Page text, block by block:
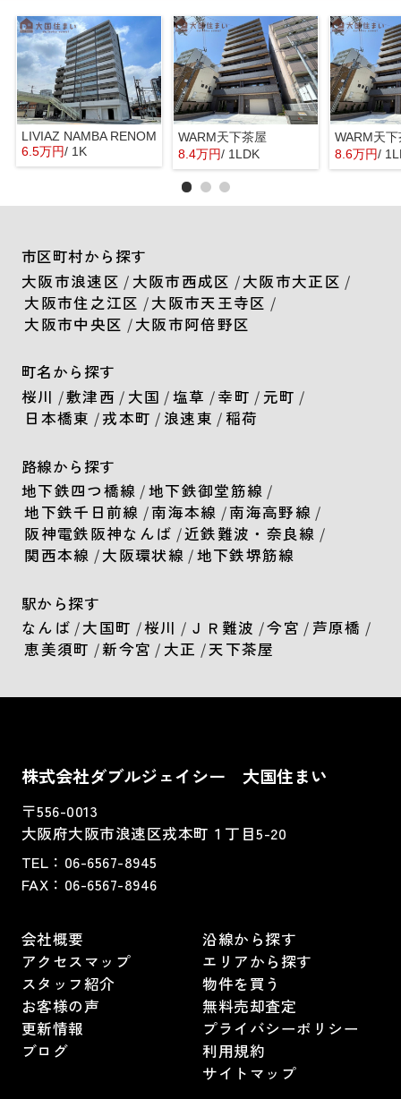
LIVIAZ NAMBA RENOM
6.5万円/ 1K
WARM天下茶屋
8.4万円/ 1LDK
WARM天
8.6万円/
市区町村から探す
大阪市浪速区 / 大阪市西成区 /大阪市大正区 /
大阪市住之江区 /大阪市天王寺区 /
大阪市中央区 /大阪市阿倍野区
町名から探す
桜川 /敷津西 / 大国 /塩草 /幸町 / 元町 /
日本橋東 /戎本町 / 浪速東 /稲荷
路線から探す
地下鉄四つ橋線 /地下鉄御堂筋線 /
地下鉄千日前線 /南海本線 /南海高野線 /
阪神電鉄阪神なんば /近鉄難波・奈良線 /
関西本線 /大阪環状線 /地下鉄堺筋線
駅から探す
なんば /大国町 /桜川 / ＪＲ難波 /今宮 / 芦原橋 /
恵美須町 /新今宮 / 大正 /天下茶屋
株式会社ダブルジェイシー 大国住まい
〒556-0013
大阪府大阪市浪速区戎本町１丁目5-20
TEL： 06-6567-8945
FAX：06-6567-8946
会社概要
アクセスマップ
スタッフ紹介
お客様の声
更新情報
ブログ
沿線から探す
エリアから探す
物件を買う
無料売却査定
プライバシーポリシー
利用規約
サイトマップ